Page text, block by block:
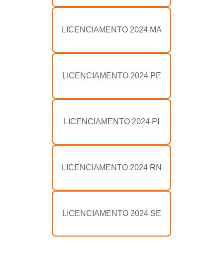
LICENCIAMENTO 2024 MA
LICENCIAMENTO 2024 PE
LICENCIAMENTO 2024 PI
LICENCIAMENTO 2024 RN
LICENCIAMENTO 2024 SE